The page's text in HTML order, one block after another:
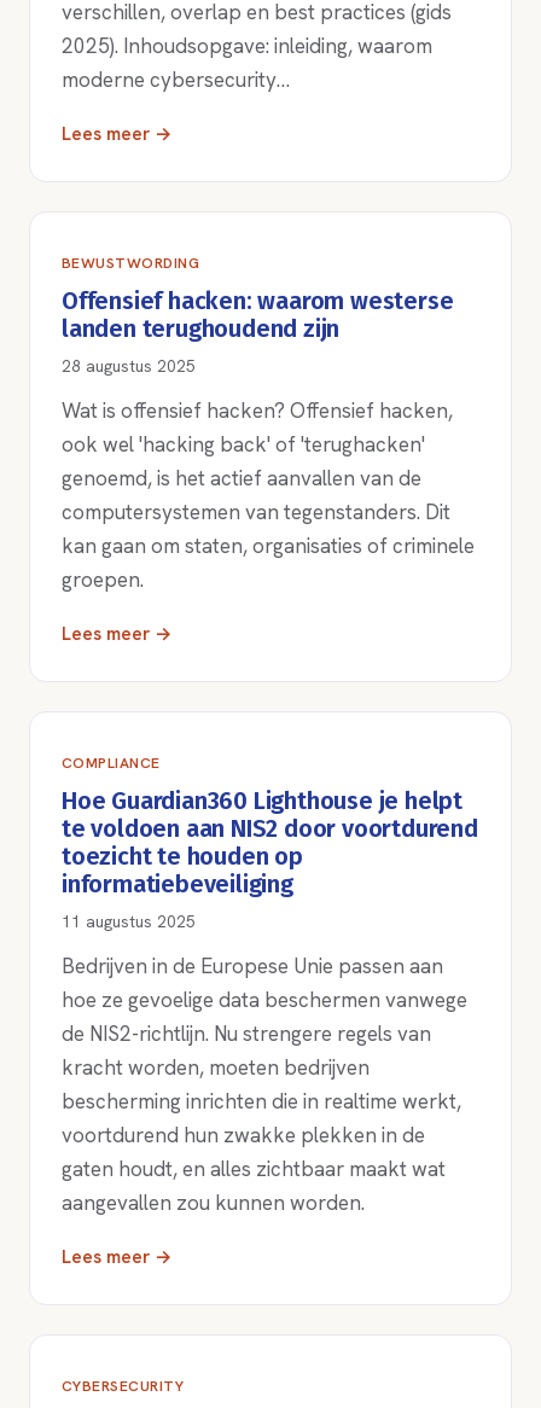
verschillen, overlap en best practices (gids
2025). Inhoudsopgave: inleiding, waarom
moderne cybersecurity…
Lees meer →
BEWUSTWORDING
Offensief hacken: waarom westerse
landen terughoudend zijn
28 augustus 2025
Wat is offensief hacken? Offensief hacken,
ook wel 'hacking back' of 'terughacken'
genoemd, is het actief aanvallen van de
computersystemen van tegenstanders. Dit
kan gaan om staten, organisaties of criminele
groepen.
Lees meer →
COMPLIANCE
Hoe Guardian360 Lighthouse je helpt
te voldoen aan NIS2 door voortdurend
toezicht te houden op
informatiebeveiliging
11 augustus 2025
Bedrijven in de Europese Unie passen aan
hoe ze gevoelige data beschermen vanwege
de NIS2-richtlijn. Nu strengere regels van
kracht worden, moeten bedrijven
bescherming inrichten die in realtime werkt,
voortdurend hun zwakke plekken in de
gaten houdt, en alles zichtbaar maakt wat
aangevallen zou kunnen worden.
Lees meer →
CYBERSECURITY